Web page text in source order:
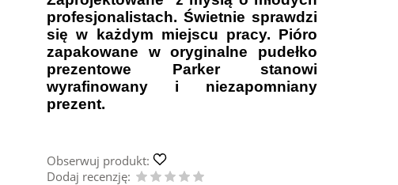
profesjonalistach. Świetnie sprawdzi
się w każdym miejscu pracy. Pióro
zapakowane w oryginalne pudełko
prezentowe Parker stanowi
wyrafinowany i niezapomniany
prezent.
Obserwuj produkt:
Dodaj recenzję: